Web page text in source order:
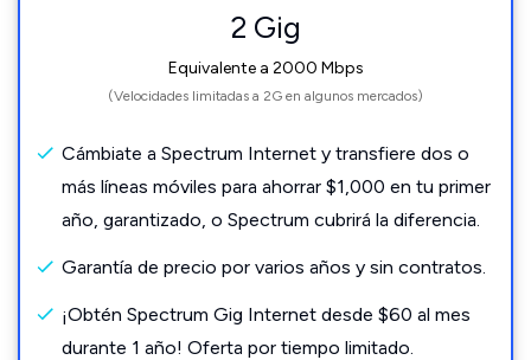
2 Gig
Equivalente a 2000 Mbps
(Velocidades limitadas a 2G en algunos mercados)
Cámbiate a Spectrum Internet y transfiere dos o
más líneas móviles para ahorrar $1,000 en tu primer
año, garantizado, o Spectrum cubrirá la diferencia.
Garantía de precio por varios años y sin contratos.
¡Obtén Spectrum Gig Internet desde $60 al mes
durante 1 año! Oferta por tiempo limitado.